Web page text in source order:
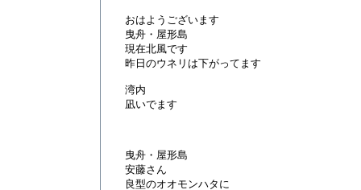
おはようございます
曳舟・屋形島
現在北風です
昨日のウネリは下がってます
湾内
凪いでます
曳舟・屋形島
安藤さん
良型のオオモンハタに